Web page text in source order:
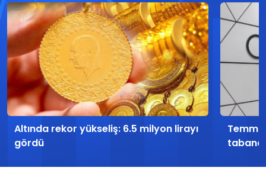
Altında rekor yükseliş: 6.5 milyon lirayı
gördü
tabana